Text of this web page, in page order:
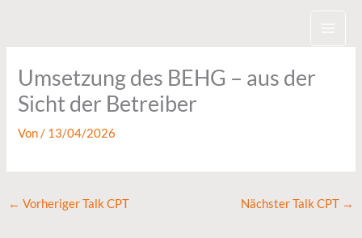
Umsetzung des BEHG – aus der
Sicht der Betreiber
Von/ 13/04/2026
← Vorheriger Talk CPT Nächster Talk CPT →